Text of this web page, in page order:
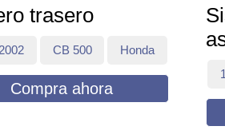
trasero
CB 500 Honda
Compra ahora